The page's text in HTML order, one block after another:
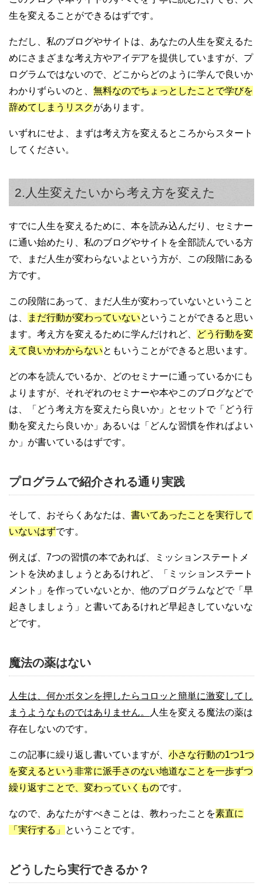
生を変えることができるはずです。
ただし、私のブログやサイトは、あなたの人生を変えるた
めにさまざまな考え方やアイデアを提供していますが、プ
ログラムではないので、どこからどのように学んで良いか
わかりずらいのと、 無料なのでちょっとしたことで学びを
辞めてしまうリスクがあります。
いずれにせよ、まずは考え方を変えるところからスタート
してください。
2.人生変えたいから考え方を変えた
すでに人生を変えるために、本を読み込んだり、セミナー
に通い始めたり、私のブログやサイトを全部読んでいる方
で、まだ人生が変わらないよという方が、この段階にある
方です。
この段階にあって、まだ人生が変わっていないということ
は、
まだ行動が変わっていないということができると思い
ます。考え方を変えるために学んだけれど、
どう行動を変
えて良いかわからないともいうことができると思います。
どの本を読んでいるか、どのセミナーに通っているかにも
よりますが、それぞれのセミナーや本やこのブログなどで
は、「どう考え方を変えたら良いか」とセットで「どう行
動を変えたら良いか」あるいは「どんな習慣を作ればよい
か」が書いているはずです。
プログラムで紹介される通り実践
そして、おそらくあなたは、 書いてあったことを実行して
いないはずです。
例えば、7つの習慣の本であれば、ミッションステートメ
ントを決めましょうとあるけれど、「ミッションステート
メント」を作っていないとか、他のプログラムなどで「早
起きしましょう」と書いてあるけれど早起きしていないな
どです。
魔法の薬はない
人生は、何かボタンを押したらコロッと簡単に激変してし
まうようなものではありません。
人生を変える魔法の薬は
存在しないのです。
この記事に繰り返し書いていますが、 小さな行動の1つ1つ
を変えるという非常に派手さのない地道なことを一歩ずつ
繰り返すことで、変わっていくものです。
なので、あなたがすべきことは、教わったことを素直に
「実行する」
ということです。
どうしたら実行できるか？